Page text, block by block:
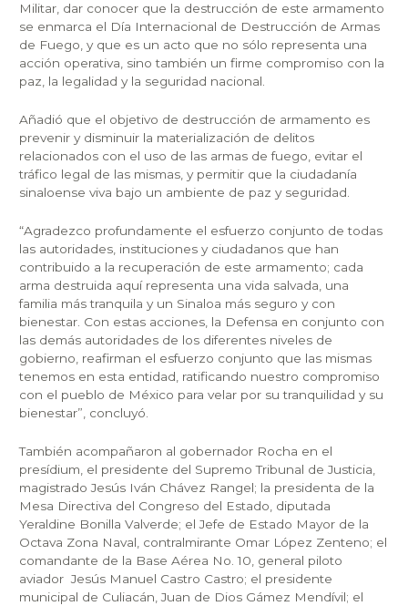
Militar, dar conocer que la destrucción de este armamento
se enmarca el Día Internacional de Destrucción de Armas
de Fuego, y que es un acto que no sólo representa una
acción operativa, sino también un firme compromiso con la
paz, la legalidad y la seguridad nacional.
Añadió que el objetivo de destrucción de armamento es
prevenir y disminuir la materialización de delitos
relacionados con el uso de las armas de fuego, evitar el
tráfico legal de las mismas, y permitir que la ciudadanía
sinaloense viva bajo un ambiente de paz y seguridad.
“Agradezco profundamente el esfuerzo conjunto de todas
las autoridades, instituciones y ciudadanos que han
contribuido a la recuperación de este armamento; cada
arma destruida aquí representa una vida salvada, una
familia más tranquila y un Sinaloa más seguro y con
bienestar. Con estas acciones, la Defensa en conjunto con
las demás autoridades de los diferentes niveles de
gobierno, reafirman el esfuerzo conjunto que las mismas
tenemos en esta entidad, ratificando nuestro compromiso
con el pueblo de México para velar por su tranquilidad y su
bienestar”, concluyó.
También acompañaron al gobernador Rocha en el
presídium, el presidente del Supremo Tribunal de Justicia,
magistrado Jesús Iván Chávez Rangel; la presidenta de la
Mesa Directiva del Congreso del Estado, diputada
Yeraldine Bonilla Valverde; el Jefe de Estado Mayor de la
Octava Zona Naval, contralmirante Omar López Zenteno; el
comandante de la Base Aérea No. 10, general piloto
aviador Jesús Manuel Castro Castro; el presidente
municipal de Culiacán, Juan de Dios Gámez Mendívil; el